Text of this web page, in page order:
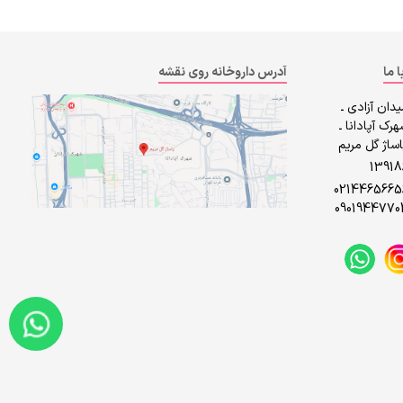
ما
آزادی ـ
آپادانا ـ
گل مریم
آدرس داروخانه روی نقشه